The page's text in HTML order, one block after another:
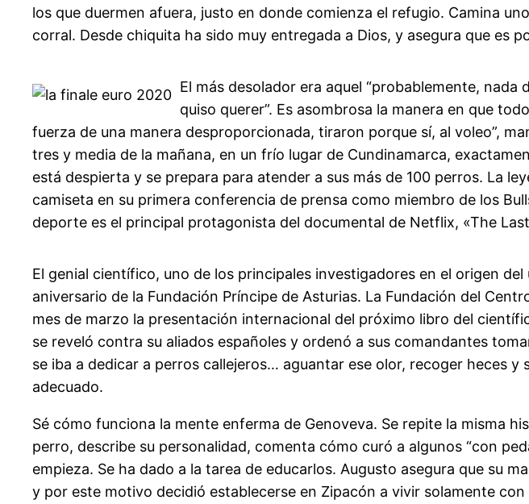
los que duermen afuera, justo en donde comienza el refugio. Camina
corral. Desde chiquita ha sido muy entregada a Dios, y asegura que es
El más desolador era aquel “probablemente,
quiso querer”. Es asombrosa la manera en que
fuerza de una manera desproporcionada, tiraron porque sí, al voleo”,
tres y media de la mañana, en un frío lugar de Cundinamarca,
está despierta y se prepara para atender a sus más de 100 perros. La
camiseta en su primera conferencia de prensa como miembro de los
deporte es el principal protagonista del documental de Netflix, «The
El genial científico, uno de los principales investigadores en el origen
aniversario de la Fundación Príncipe de Asturias. La Fundación del
mes de marzo la presentación internacional del próximo libro del
se reveló contra su aliados españoles y ordenó a sus comandantes
se iba a dedicar a perros callejeros… aguantar ese olor, recoger heces
adecuado.
Sé cómo funciona la mente enferma de Genoveva. Se repite la misma
perro, describe su personalidad, comenta cómo curó a algunos “con
empieza. Se ha dado a la tarea de educarlos. Augusto asegura que su
y por este motivo decidió establecerse en Zipacón a vivir solamente